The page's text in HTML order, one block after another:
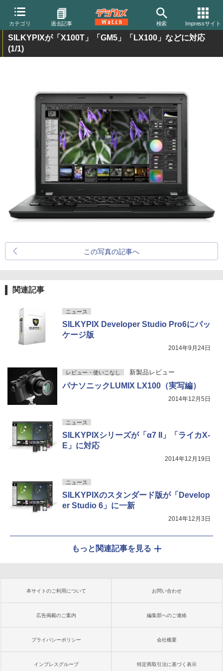
カテゴリ 過去記事 検索 Impressサイト
SILKYPIXが「X100T」「GM5」「LX100」などに対応
(1/1)
この写真の記事へ
関連記事
ニュース
SILKYPIX Developer Studio Pro6にパッ
ケージ版
2014年9月24日
レビュー・使いこなし 新製品レビュー
パナソニックLUMIX LX100（実写編）
2014年12月5日
ニュース
SILKYPIXシリーズが「α7 II」「ライカX-
E」に対応
2014年12月19日
ニュース
SILKYPIXのスタンダード版が「Develop
er Studio 6」に一新
2014年12月3日
もっと関連記事を見る
本サイトのご利用について お問い合わせ
広告掲載のご案内 編集部へのご連絡
プライバシーポリシー 会社概要
インプレスグループ 特定商取引法に基づく表示